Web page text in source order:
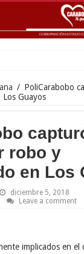
Ca
/ PoliCarabobo
Guayos
robo y
en Los
diciembre 5, 2018
Leave a comment
implicados en